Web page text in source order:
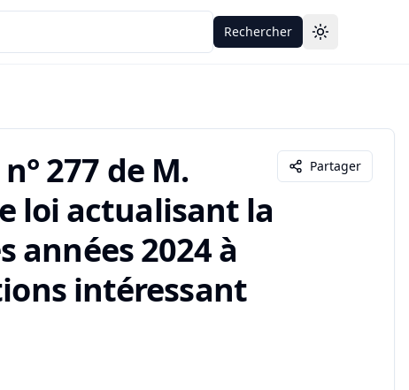
Rechercher Toggle theme
277 de M.
loi actualisant la
2024 à
intéressant
Partager